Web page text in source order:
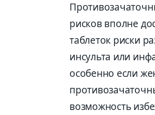
рисков вполне
таблеток риски
инсульта или
особенно если
возможность